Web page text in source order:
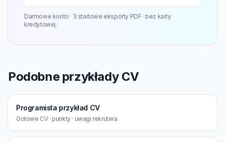
Darmowe konto · 3 startowe eksporty PDF · bez karty
kredytowej.
Podobne przykłady CV
Programista przykład CV
Gotowe CV · punkty · uwagi rekrutera